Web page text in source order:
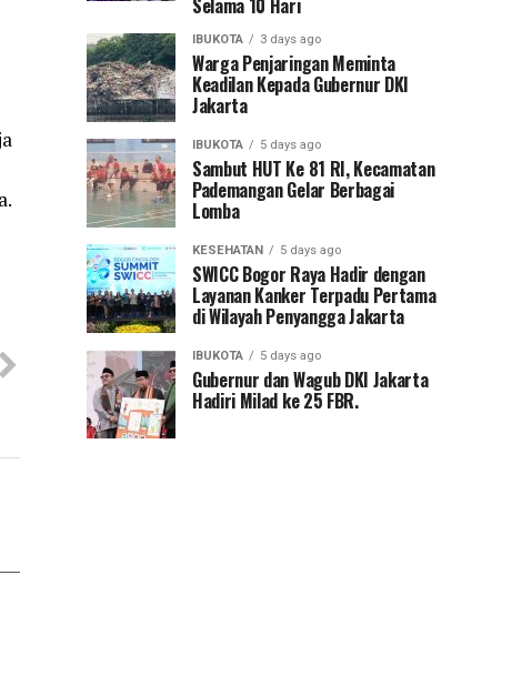
Selama 10 Hari
IBUKOTA 3 days ago
Warga Penjaringan Meminta
Keadilan Kepada Gubernur DKI
Jakarta
IBUKOTA 5 days ago
Sambut HUT Ke 81 RI, Kecamatan
Pademangan Gelar Berbagai
Lomba
KESEHATAN 5 days ago
SWICC Bogor Raya Hadir dengan
Layanan Kanker Terpadu Pertama
di Wilayah Penyangga Jakarta
IBUKOTA 5 days ago
Gubernur dan Wagub DKI Jakarta
Hadiri Milad ke 25 FBR.